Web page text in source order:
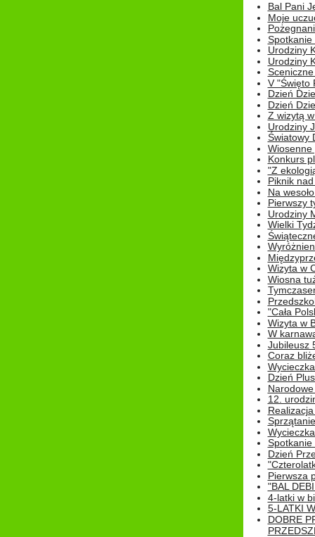
Bal Pani
Moje
Spotkanie
Urodziny
Urodziny
V "Święto
Dzień
Dzień
Z wizytą
Urodziny
Światowy
Wiosenne
Konkurs
"Z
Piknik
Na
Pierwszy
Urodziny
Wielki
Wizyta w
Wiosna
"Cała
Wizyta w
W
Jubileusz
Coraz
Dzień
12.
Spotkanie
Dzień
Pierwsza
"BAL
4-latki w
5-LATKI
DOBRE